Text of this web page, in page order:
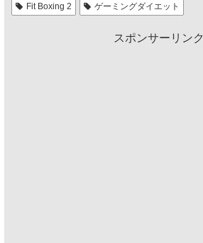
Fit Boxing 2 ゲーミングダイエット
スポンサーリンク